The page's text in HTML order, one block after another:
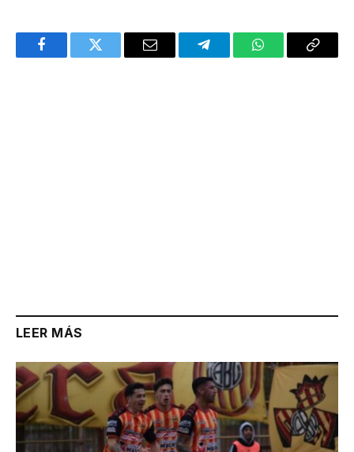
FacebookTwitter Email TelegramWhatsAppCopy
LEER MÁS